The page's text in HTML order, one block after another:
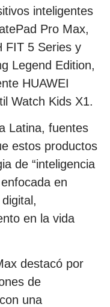
inteligentes
Pro Max,
FIT 5 Series y
Legend Edition,
HUAWEI
Watch Kids X1.
Latina, fuentes
estos productos
de “inteligencia
en
en la vida
destacó por
de
una